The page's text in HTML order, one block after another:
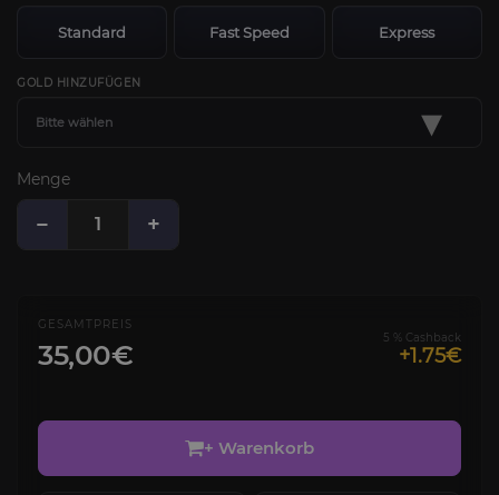
Standard Fast Speed Express
GOLD HINZUFÜGEN
Bitte wählen ▾
Menge
− +
GESAMTPREIS
35,00€
5 % Cashback
+1.75€
+ Warenkorb